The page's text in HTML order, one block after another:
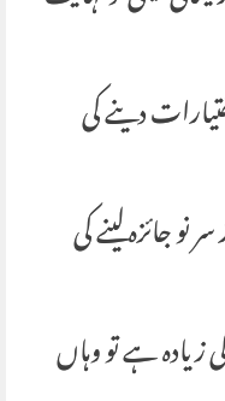
دینے کی
جائزہ لینے کی
زیادہ ہے تو وہاں